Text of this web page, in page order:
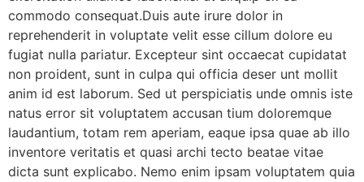
commodo consequat.Duis aute irure dolor in
reprehenderit in voluptate velit esse cillum dolore eu
fugiat nulla pariatur. Excepteur sint occaecat cupidatat
non proident, sunt in culpa qui officia deser unt mollit
anim id est laborum. Sed ut perspiciatis unde omnis iste
natus error sit voluptatem accusan tium doloremque
laudantium, totam rem aperiam, eaque ipsa quae ab illo
inventore veritatis et quasi archi tecto beatae vitae
dicta sunt explicabo. Nemo enim ipsam voluptatem quia